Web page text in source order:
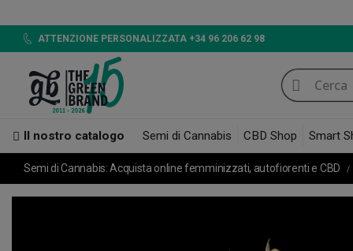
ATTENZIONE PERSONALIZZATA +34 96 206 62 98
Il nostro catalogo Semi di Cannabis CBD Shop Smart
Semi di Cannabis: Acquista online femminizzati, autofiorenti e CBD